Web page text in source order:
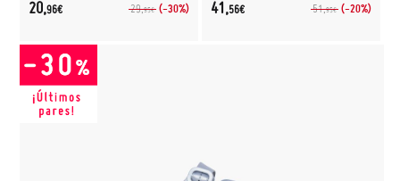
29,95€ (-30%)
20,96€ 51,95€ (-20%)
41,56€